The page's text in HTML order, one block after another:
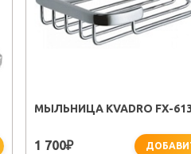
МЫЛЬНИЦА KVADRO FX-
1 700₽